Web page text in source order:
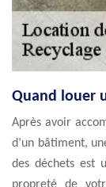
Quand louer
Après avoir
d’un bâtiment,
des déchets est